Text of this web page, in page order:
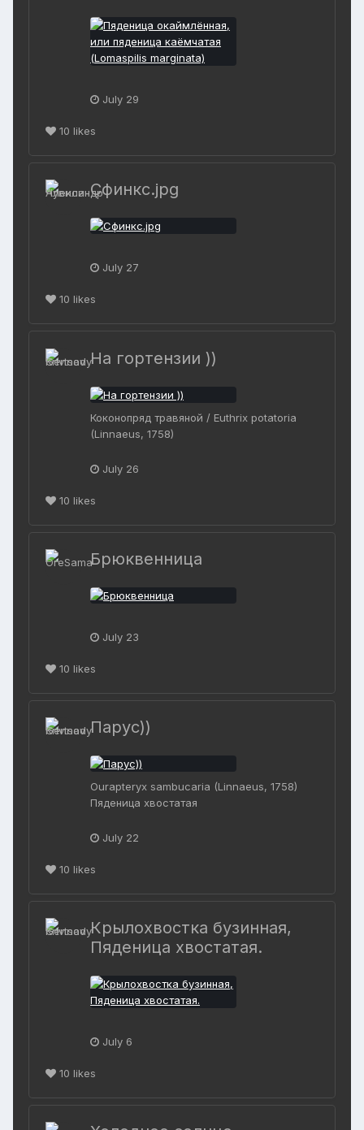
July 29
10 likes
Сфинкс.jpg
July 27
10 likes
На гортензии ))
Коконопряд травяной / Euthrix potatoria
(Linnaeus, 1758)
July 26
10 likes
Брюквенница
July 23
10 likes
Парус))
Ourapteryx sambucaria (Linnaeus, 1758)
Пяденица хвостатая
July 22
10 likes
Крылохвостка бузинная,
Пяденица хвостатая.
July 6
10 likes